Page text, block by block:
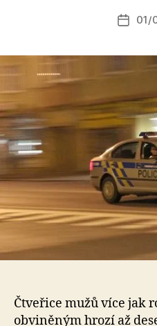
Datum
01/
Čtveřice mužů více jak
obviněným hrozí až